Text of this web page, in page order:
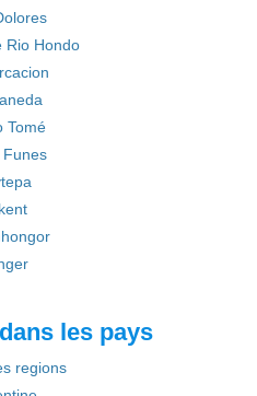
Rio Hondo
Tomé
Funes
les pays
regions